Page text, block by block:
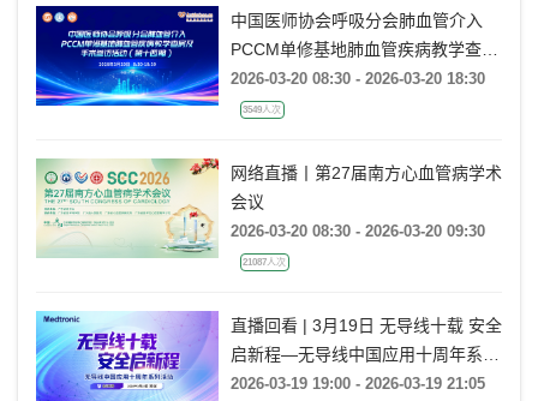
中国医师协会呼吸分会肺血管介入
PCCM单修基地肺血管疾病教学查房
及手术参访活动（第十四期）
2026-03-20 08:30 - 2026-03-20 18:30
3549人次
网络直播丨第27届南方心血管病学术
会议
2026-03-20 08:30 - 2026-03-20 09:30
21087人次
直播回看 | 3月19日 无导线十载 安全
启新程—无导线中国应用十周年系列
活动
2026-03-19 19:00 - 2026-03-19 21:05